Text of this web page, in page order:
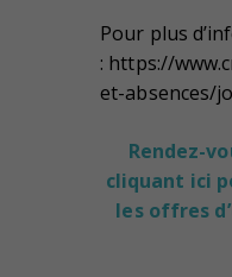
Pour plus
: https://
et-absences/
Rendez-
cliquant ici
les offres